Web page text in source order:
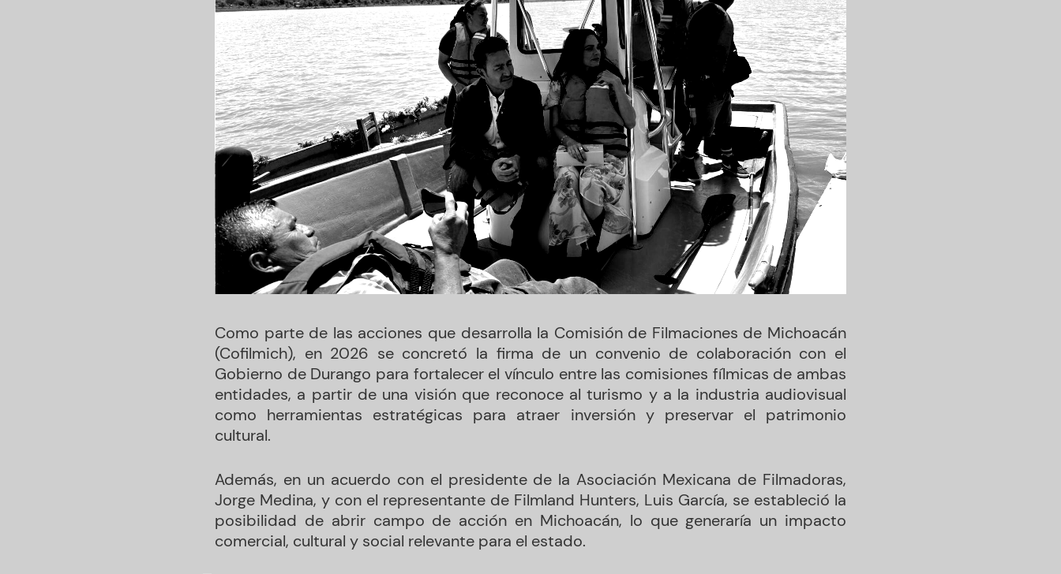
Como parte de las acciones que desarrolla la Comisión de Filmaciones de Michoacán
(Cofilmich), en 2026 se concretó la firma de un convenio de colaboración con el
Gobierno de Durango para fortalecer el vínculo entre las comisiones fílmicas de ambas
entidades, a partir de una visión que reconoce al turismo y a la industria audiovisual
como herramientas estratégicas para atraer inversión y preservar el patrimonio
cultural.
Además, en un acuerdo con el presidente de la Asociación Mexicana de Filmadoras,
Jorge Medina, y con el representante de Filmland Hunters, Luis García, se estableció la
posibilidad de abrir campo de acción en Michoacán, lo que generaría un impacto
comercial, cultural y social relevante para el estado.